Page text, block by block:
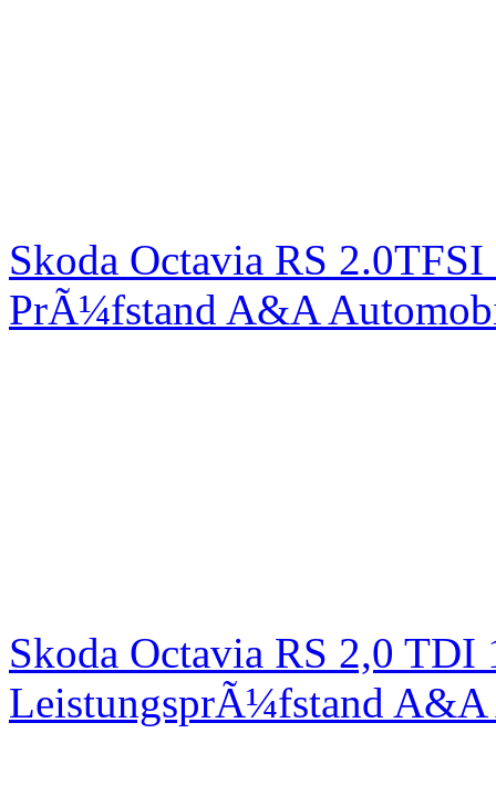
Skoda Octavia RS
PrÃ¼fstand A&A
Skoda Octavia RS 2,0
LeistungsprÃ¼fstand